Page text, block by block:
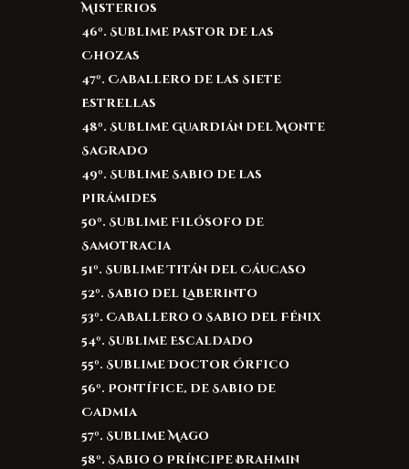
Misterios
46º. Sublime Pastor de las
Chozas
47º. Caballero de las Siete
Estrellas
48º. Sublime Guardián del Monte
Sagrado
49º. Sublime Sabio de las
Pirámides
50º. Sublime Filósofo de
Samotracia
51º. Sublime Titán del Cáucaso
52º. Sabio del Laberinto
53º. Caballero o Sabio del Fénix
54º. Sublime Escaldado
55º. Sublime Doctor Órfico
56º. Pontífice, de Sabio de
Cadmia
57º. Sublime Mago
58º. Sabio o Príncipe Brahmin